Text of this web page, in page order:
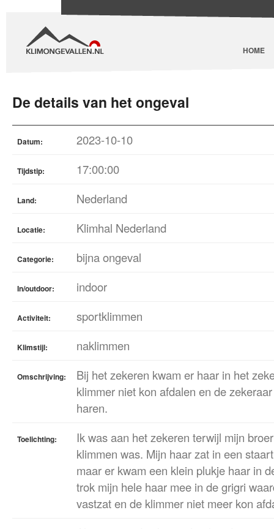
HOME
De details van het ongeval
Datum: 2023-10-10
Tijdstip: 17:00:00
Land: Nederland
Locatie: Klimhal Nederland
Categorie: bijna ongeval
In/outdoor: indoor
Activiteit: sportklimmen
Klimstijl: naklimmen
Omschrijving:
Bij het zekeren kwam er haar in het
klimmer niet kon afdalen en de
haren.
Toelichting:
Ik was aan het zekeren terwijl mijn
klimmen was. Mijn haar zat in een
maar er kwam een klein plukje haar in
trok mijn hele haar mee in de grigri
vastzat en de klimmer niet meer kon